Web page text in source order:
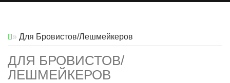
Для Бровистов/Лешмейкеров
ДЛЯ БРОВИСТОВ/
ЛЕШМЕЙКЕРОВ